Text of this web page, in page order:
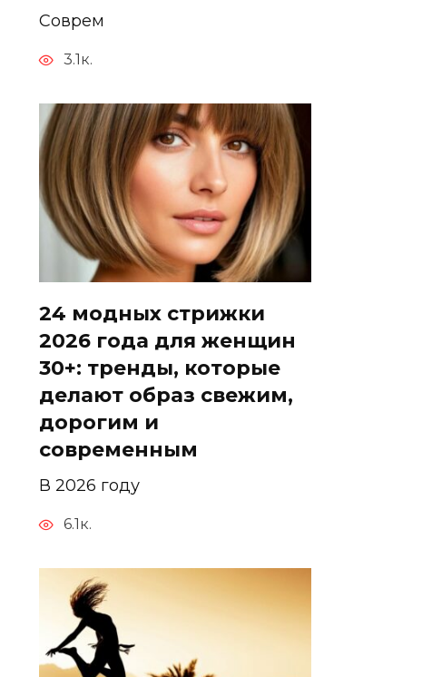
Соврем
3.1к.
24 модных стрижки
2026 года для женщин
30+: тренды, которые
делают образ свежим,
дорогим и
современным
В 2026 году
6.1к.